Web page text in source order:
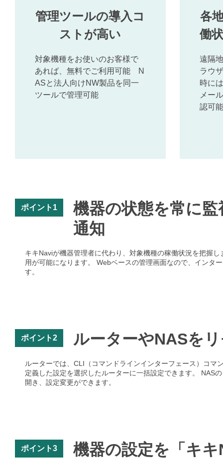
管理ツールの導入コ
ストが高い
対象機種をお使いのお客様で
あれば、無料でご利用可能 N
ASと法人向けNW製品を同一
ツールで管理可能
各
働
遠隔
ラウ
時に
メー
認可
ポイント1
機器の状態を常に
通知
キキNaviが機器管理者に代わり、対象機種の稼働状況を把握
用が可能になります。 Webベースの管理画面なので、インタ
す。
ポイント2 ルーターやNASを
ルーターでは、CLI（コマンドラインインターフェース）コ
定義した設定を選択したルーターに一括設定できます。 NAS
開き、設定変更ができます。
ポイント3 機器の設定を「キ